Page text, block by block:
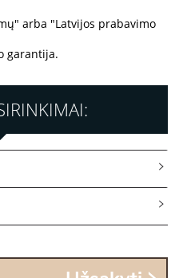
arba "Latvijos prabavimo
garantija.